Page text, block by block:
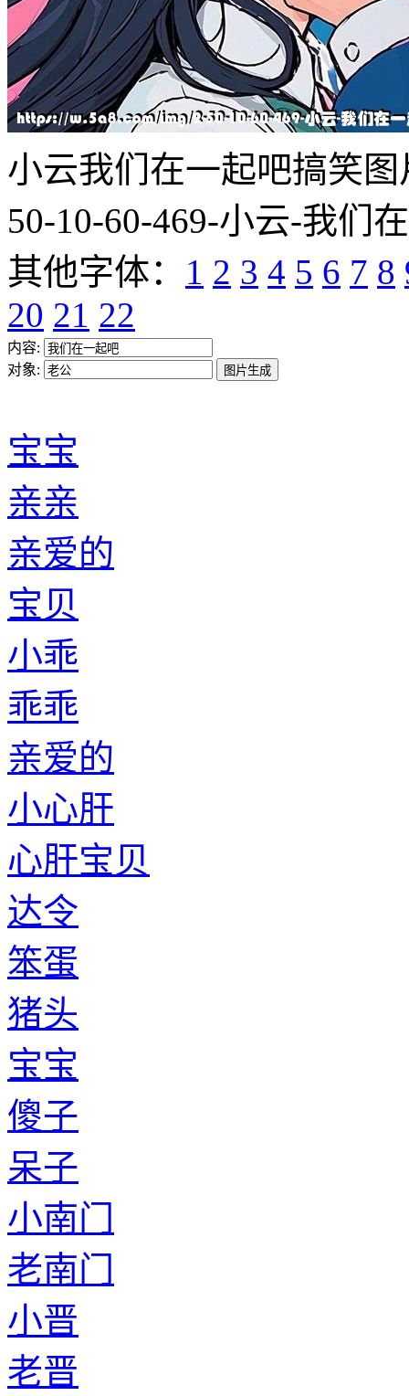
小云我们在一起吧搞笑图
50-10-60-469-小云-我们
其他字体： 1 2 3 4 5 6 7 8
20 21 22
内容:
对象:
宝宝
亲亲
亲爱的
宝贝
小乖
乖乖
亲爱的
小心肝
心肝宝贝
达令
笨蛋
猪头
宝宝
傻子
呆子
小南门
老南门
小晋
老晋